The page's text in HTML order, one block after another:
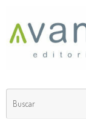
contenido